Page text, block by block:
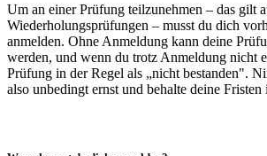
Um an einer Prüfung teilzunehmen – das gilt
Wiederholungsprüfungen – musst du dich
anmelden. Ohne Anmeldung kann deine
werden, und wenn du trotz Anmeldung nicht
Prüfung in der Regel als „nicht bestanden".
also unbedingt ernst und behalte deine